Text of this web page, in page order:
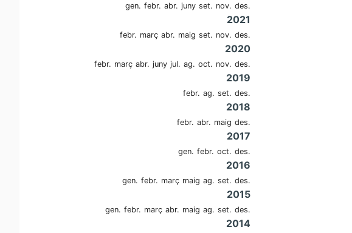
gen. febr. abr. juny set. nov. des.
2021
febr. març abr. maig set. nov. des.
2020
febr. març abr. juny jul. ag. oct. nov. des.
2019
febr. ag. set. des.
2018
febr. abr. maig des.
2017
gen. febr. oct. des.
2016
gen. febr. març maig ag. set. des.
2015
gen. febr. març abr. maig ag. set. des.
2014